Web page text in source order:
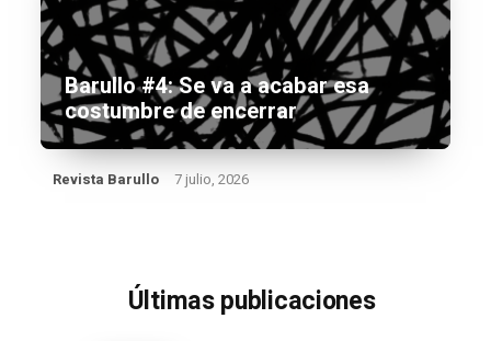
Barullo #4: Se va a acabar esa
costumbre de encerrar
Revista Barullo 7 julio, 2026
Últimas publicaciones